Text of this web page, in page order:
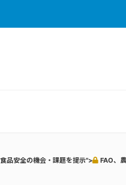
品安全の機会・課題を提示"> FAO、